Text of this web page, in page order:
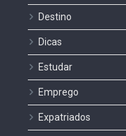
Destino
Dicas
Estudar
Emprego
Expatriados